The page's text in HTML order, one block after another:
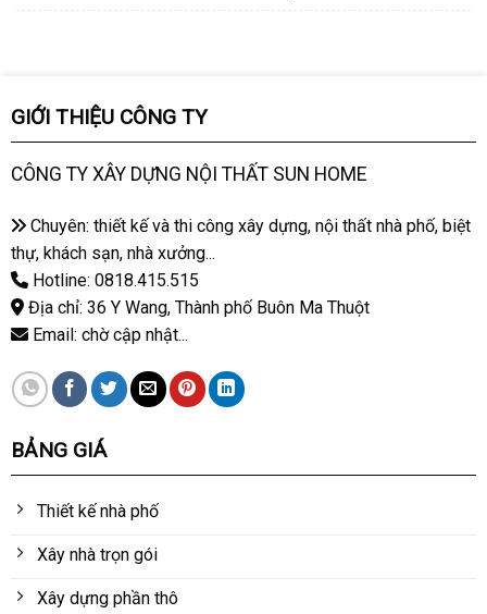
GIỚI THIỆU CÔNG TY
CÔNG TY XÂY DỰNG NỘI THẤT SUN HOME
Chuyên: thiết kế và thi công xây dựng, nội thất nhà phố, biệt
thự, khách sạn, nhà xưởng...
Hotline: 0818.415.515
Địa chỉ: 36 Y Wang, Thành phố Buôn Ma Thuột
Email: chờ cập nhật...
BẢNG GIÁ
Thiết kế nhà phố
Xây nhà trọn gói
Xây dựng phần thô